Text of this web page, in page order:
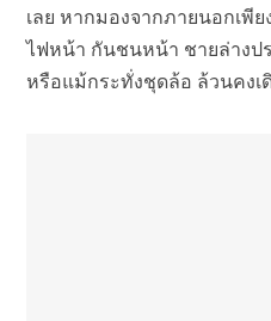
เลย หากมองจากภายนอกเพีย
ไฟหน้า กันชนหน้า ชายล่างป
หรือแม้กระทั่งชุดล้อ ล้วนคง